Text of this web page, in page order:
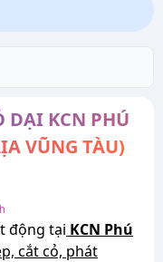
DẠI KCN PHÚ
VŨNG TÀU)
động tại KCN Phú
cắt cỏ, phát